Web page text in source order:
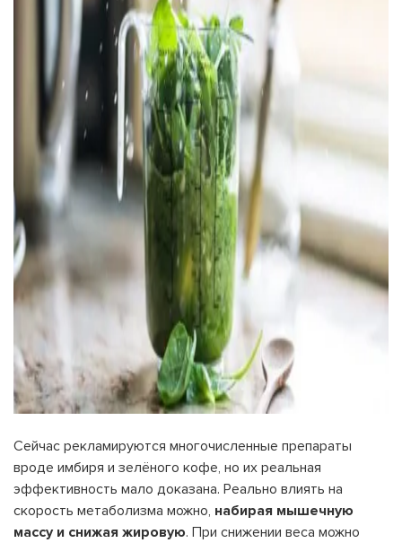
Сейчас рекламируются многочисленные препараты
вроде имбиря и зелёного кофе, но их реальная
эффективность мало доказана. Реально влиять на
скорость метаболизма можно, набирая мышечную
массу и снижая жировую. При снижении веса можно